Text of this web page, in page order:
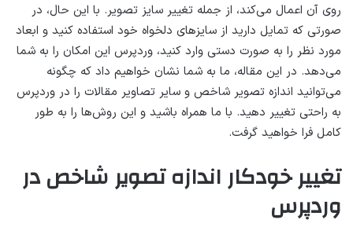
روی آن اعمال می‌کند، از جمله تغییر سایز تصویر. با این حال، در
صورتی که تمایل دارید از سایزهای دلخواه خود استفاده کنید و ابعاد
مورد نظر را به صورت دستی وارد کنید، وردپرس این امکان را به شما
می‌دهد. در این مقاله، ما به شما نشان خواهیم داد که چگونه
می‌توانید اندازه تصویر شاخص و سایر تصاویر مقالات را در وردپرس
به راحتی تغییر دهید. با ما همراه باشید و این روش‌ها را به طور
کامل فرا خواهید گرفت.
تغییر خودکار اندازه تصویر شاخص در
وردپرس